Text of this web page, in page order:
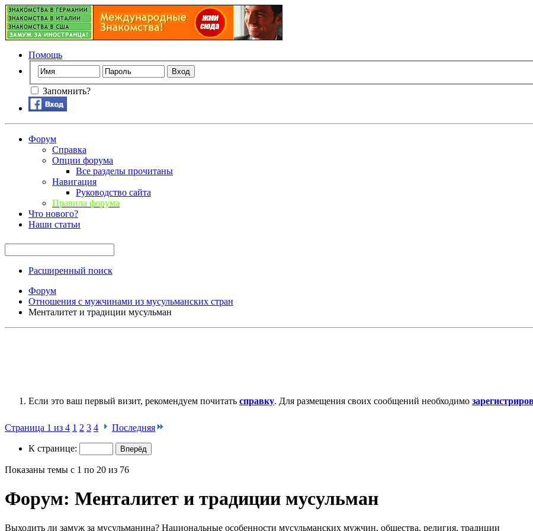
Помощь
Запомнить?
Форум
Справка
Опции форума
Все разделы прочитаны
Навигация
Руководство сайта
Правила форума
Что нового?
Наши статьи
Расширенный поиск
Форум
Отношения с мужчинами из мусульманских стран
Менталитет и традиции мусульман
Если это ваш первый визит, рекомендуем почитать справку. Для размещения своих сообщений необходимо
Страница 1 из 4 1 2 3 4 Последняя
К странице:
Показаны темы с 1 по 20 из 76
Форум: Менталитет и традиции мусульман
Выходить ли замуж за мусульманина? Национальные особенности мусульманских мужчин, общества, религия, традиции